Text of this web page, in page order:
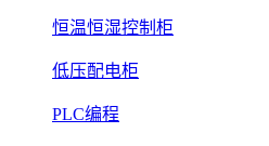
恒温恒湿控制柜
低压配电柜
PLC编程